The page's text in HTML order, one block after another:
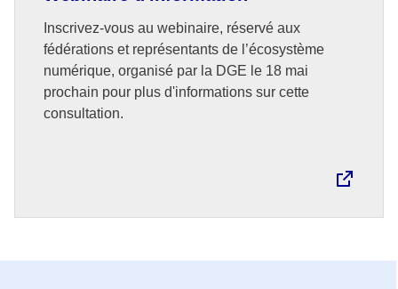
Inscrivez-vous au webinaire, réservé aux
fédérations et représentants de l’écosystème
numérique, organisé par la DGE le 18 mai
prochain pour plus d'informations sur cette
consultation.